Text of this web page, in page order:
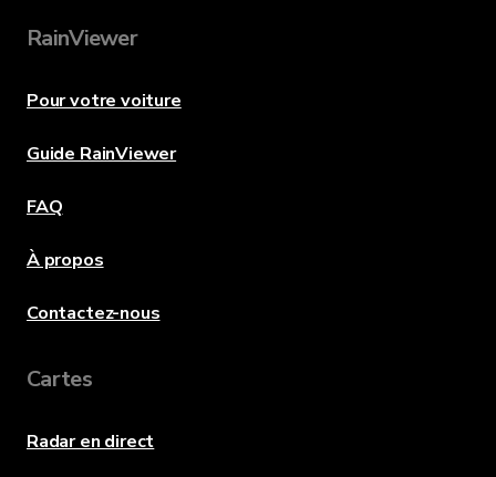
RainViewer
Pour votre voiture
Guide RainViewer
FAQ
À propos
Contactez-nous
Cartes
Radar en direct